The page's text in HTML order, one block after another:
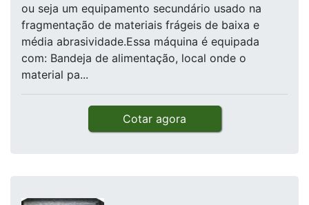
ou seja um equipamento secundário usado na
fragmentação de materiais frágeis de baixa e
média abrasividade.Essa máquina é equipada
com: Bandeja de alimentação, local onde o
material pa...
Cotar agora